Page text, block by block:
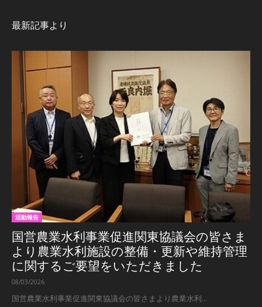
最新記事より
活動報告
国営農業水利事業促進関東協議会の皆さま
より農業水利施設の整備・更新や維持管理
に関するご要望をいただきました
08/03/2026
国営農業水利事業促進関東協議会の皆さまより農業水利...